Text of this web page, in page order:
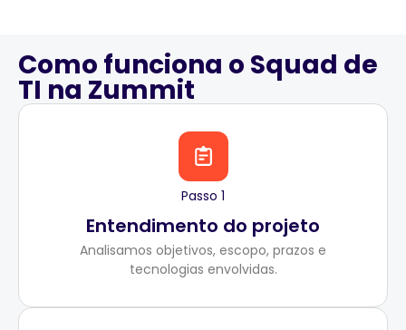
Como funciona o Squad de
TI na Zummit
Passo 1
Entendimento do projeto
Analisamos objetivos, escopo, prazos e
tecnologias envolvidas.